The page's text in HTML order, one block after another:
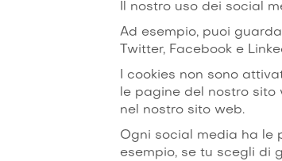
Il nostro uso dei social
Ad esempio, puoi
Twitter, Facebook e
I cookies non sono
le pagine del nostro sito
nel nostro sito web.
Ogni social media ha le
esempio, se tu scegli di